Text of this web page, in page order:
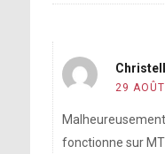
29
fonctionne sur